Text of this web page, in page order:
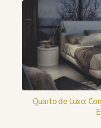
Quarto de Luxo: